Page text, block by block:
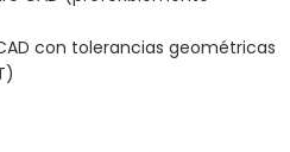
con tolerancias geométricas